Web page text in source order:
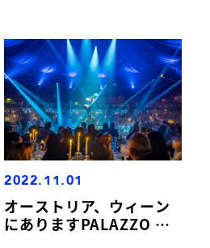
2022.11.01
オーストリア、ウィーン
にありますPALAZZO で